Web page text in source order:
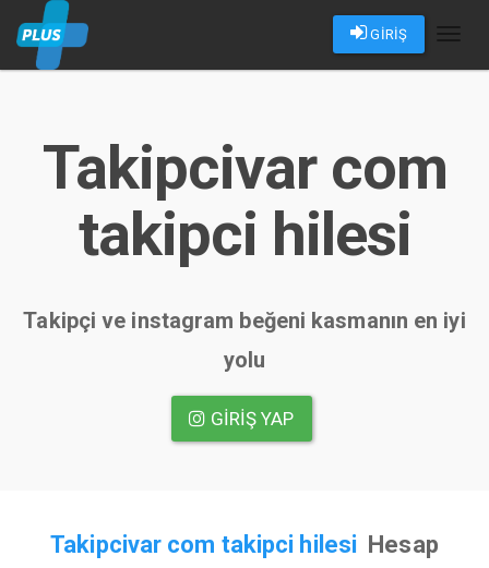
GİRİŞ
Takipcivar com
takipci hilesi
Takipçi ve instagram beğeni kasmanın en iyi
yolu
GIRIŞ YAP
Takipcivar com takipci hilesi Hesap